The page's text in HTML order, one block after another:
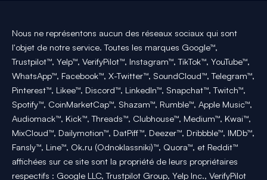
Nous ne représentons aucun des réseaux sociaux qui sont
l'objet de notre service. Toutes les marques Google™,
Trustpilot™, Yelp™, VerifyPilot™, Instagram™, TikTok™, YouTube™,
WhatsApp™, Facebook™, X-Twitter™, SoundCloud™, Telegram™,
Pinterest™, Likee™, Discord™, LinkedIn™, Snapchat™, Twitch™,
Spotify™, CoinMarketCap™, Shazam™, Rumble™, Apple Music™,
Audiomack™, Kick™, Threads™, Clubhouse™, Medium™, Kwai™,
MixCloud™, Dailymotion™, DatPiff™, Deezer™, Dribbble™, IMDb™,
Fansly™, Line™, Ok.ru (Odnoklassniki)™, Quora™, et Reddit™
affichées sur ce site sont la propriété de leurs propriétaires
respectifs : Google LLC, Trustpilot Group, Yelp Inc., VerifyPilot